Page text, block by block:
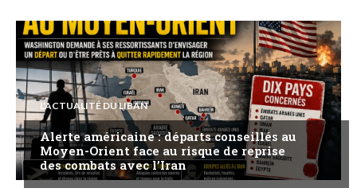
L'ACTUALITÉ DU LIBAN
Alerte américaine : départs conseillés au
Moyen-Orient face au risque de reprise
des combats avec l’Iran